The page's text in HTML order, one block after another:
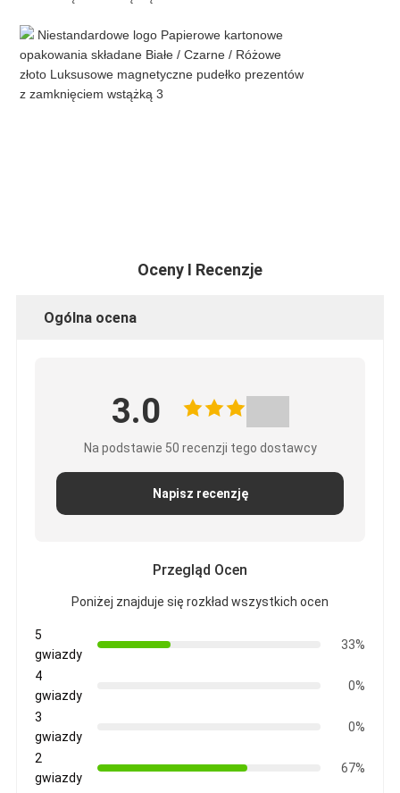
Oceny I Recenzje
Ogólna ocena
3.0
Na podstawie 50 recenzji tego dostawcy
Napisz recenzję
Przegląd Ocen
Poniżej znajduje się rozkład wszystkich ocen
5
gwiazdy
33%
4
gwiazdy
0%
3
gwiazdy
0%
2
gwiazdy
67%